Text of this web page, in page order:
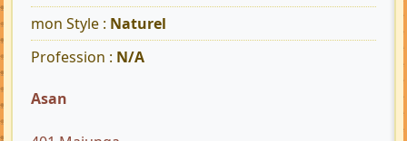
mon Style : Naturel
Profession : N/A
Asan